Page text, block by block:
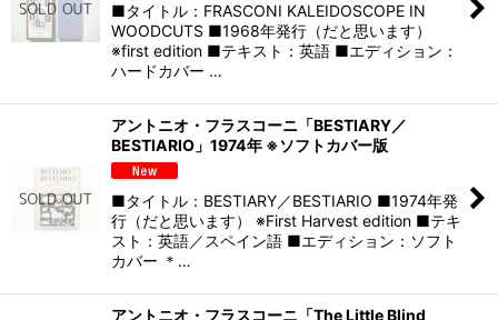
■タイトル：FRASCONI KALEIDOSCOPE IN
WOODCUTS ■1968年発行（だと思います）
※first edition ■テキスト：英語 ■エディション：
ハードカバー …
アントニオ・フラスコーニ「BESTIARY／
BESTIARIO」1974年 ※ソフトカバー版
■タイトル：BESTIARY／BESTIARIO ■1974年発
行（だと思います） ※First Harvest edition ■テキ
スト：英語／スペイン語 ■エディション：ソフト
カバー ＊…
アントニオ・フラスコーニ「The Little Blind